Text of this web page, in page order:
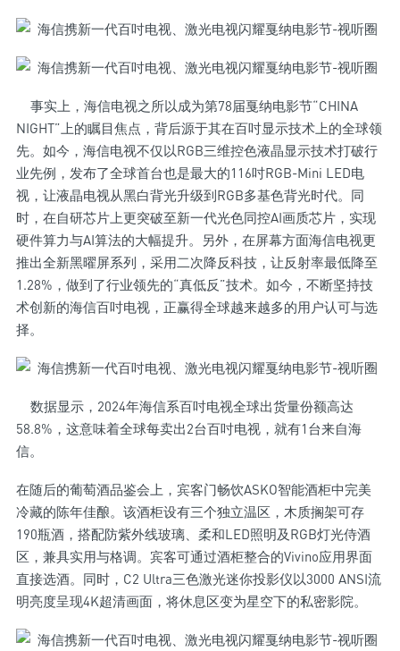
事实上，海信电视之所以成为第78届戛纳电影节“CHINA
NIGHT”上的瞩目焦点，背后源于其在百吋显示技术上的全球领
先。如今，海信电视不仅以RGB三维控色液晶显示技术打破行
业先例，发布了全球首台也是最大的116吋RGB-Mini LED电
视，让液晶电视从黑白背光升级到RGB多基色背光时代。同
时，在自研芯片上更突破至新一代光色同控AI画质芯片，实现
硬件算力与AI算法的大幅提升。另外，在屏幕方面海信电视更
推出全新黑曜屏系列，采用二次降反科技，让反射率最低降至
1.28%，做到了行业领先的“真低反”技术。如今，不断坚持技
术创新的海信百吋电视，正赢得全球越来越多的用户认可与选
择。
数据显示，2024年海信系百吋电视全球出货量份额高达
58.8%，这意味着全球每卖出2台百吋电视，就有1台来自海
信。
在随后的葡萄酒品鉴会上，宾客门畅饮ASKO智能酒柜中完美
冷藏的陈年佳酿。该酒柜设有三个独立温区，木质搁架可存
190瓶酒，搭配防紫外线玻璃、柔和LED照明及RGB灯光侍酒
区，兼具实用与格调。宾客可通过酒柜整合的Vivino应用界面
直接选酒。同时，C2 Ultra三色激光迷你投影仪以3000 ANSI流
明亮度呈现4K超清画面，将休息区变为星空下的私密影院。